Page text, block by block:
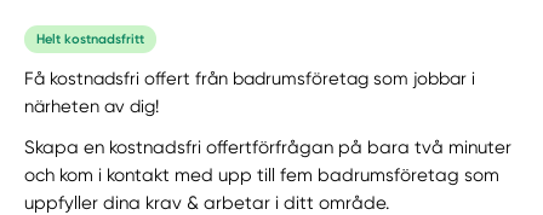
Helt kostnadsfritt
Få kostnadsfri offert från badrumsföretag som jobbar i
närheten av dig!
Skapa en kostnadsfri offertförfrågan på bara två minuter
och kom i kontakt med upp till fem badrumsföretag som
uppfyller dina krav & arbetar i ditt område.